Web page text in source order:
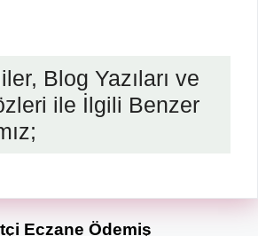
Blog Yazıları ve
ile İlgili Benzer
Eczane Ödemiş